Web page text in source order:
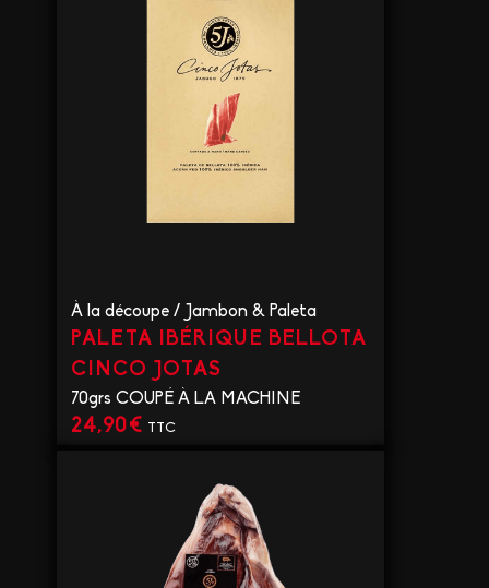
À la découpe/ Jambon & Paleta
PALETA IBÉRIQUE BELLOTA
CINCO JOTAS
70grs COUPÉ À LA MACHINE
24,90€ TTC